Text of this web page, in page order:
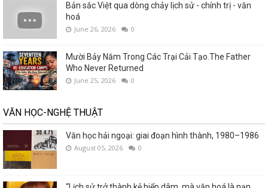
Bản sắc Việt qua dòng chảy lịch sử - chính trị - văn
hoá
June 26, 2026 0
Mười Bảy Năm Trong Các Trại Cải Tạo.The Father
Who Never Returned
June 25, 2026 0
VĂN HỌC-NGHỆ THUẬT
Văn học hải ngoại: giai đoạn hình thành, 1980–1986
August 05, 2026 0